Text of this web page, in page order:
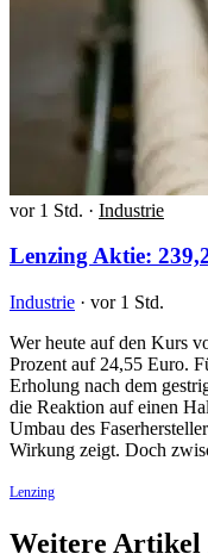
vor 1 Std. · Industrie
Lenzing Aktie:
Industrie · vor 1 Std.
Wer heute auf den Kurs
Prozent auf 24,55 Euro.
Erholung nach dem
die Reaktion auf einen
Umbau des
Wirkung zeigt. Doch
Lenzing
Weitere Artikel